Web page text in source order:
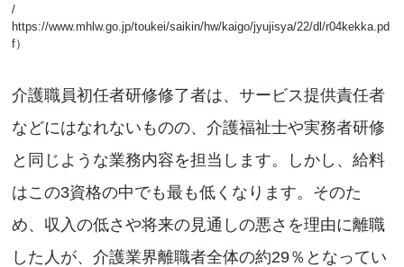
/
https://www.mhlw.go.jp/toukei/saikin/hw/kaigo/jyujisya/22/dl/r04kekka.pd
f）
介護職員初任者研修修了者は、サービス提供責任者
などにはなれないものの、介護福祉士や実務者研修
と同じような業務内容を担当します。しかし、給料
はこの3資格の中でも最も低くなります。そのた
め、収入の低さや将来の見通しの悪さを理由に離職
した人が、介護業界離職者全体の約29％となってい